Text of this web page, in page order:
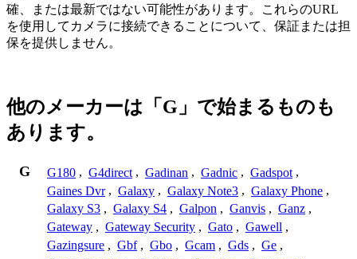
確、または最新ではない可能性があります。これらのURL
を使用してカメラに接続できることについて、保証または担
保を提供しません。
他のメーカーは「G」で始まるものも
あります。
G G180 , G4direct , Gadinan , Gadnic , Gadspot ,
Gaines Dvr , Galaxy , Galaxy Note3 , Galaxy Phone ,
Galaxy S3 , Galaxy S4 , Galpon , Ganvis , Ganz ,
Gateway , Gateway Security , Gato , Gawell ,
Gazingsure , Gbf , Gbo , Gcam , Gds , Ge ,